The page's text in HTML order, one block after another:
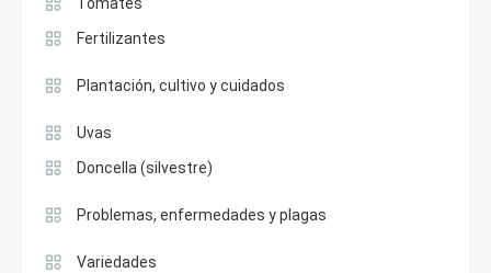
Fertilizantes
Plantación, cultivo y cuidados
Uvas
Doncella (silvestre)
Problemas, enfermedades y plagas
Variedades